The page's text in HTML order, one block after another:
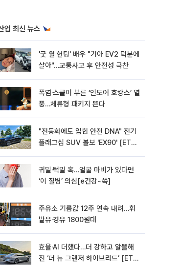
업 최신 뉴스
'굿 윌 헌팅' 배우 "기아 EV2 덕분에
살아"…교통사고 후 안전성 극찬
폭염·스콜이 부른 ‘인도어 호캉스’ 열
풍…체류형 패키지 뜬다
"전동화에도 입힌 안전 DNA" 전기
플래그십 SUV 볼보 'EX90' [ET의
귀밑·턱밑 혹…얼굴 마비가 있다면
‘이 질병’ 의심[e건강~쏙]
주유소 기름값 12주 연속 내려…휘
발유·경유 1800원대
효율·AI 더했다…더 강하고 알뜰해
진 ‘더 뉴 그랜저 하이브리드’ [ET의